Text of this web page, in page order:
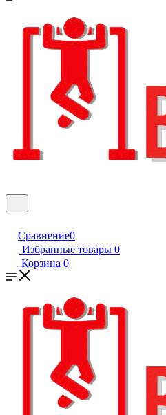
Сравнение0
Избранные товары 0
Корзина 0